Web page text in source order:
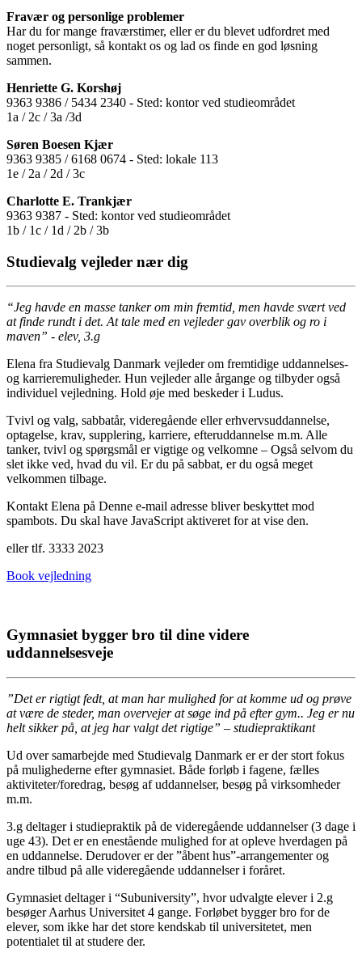
Fravær og personlige problemer
Har du for mange fraværstimer, eller er du blevet udfordret med
noget personligt, så kontakt os og lad os finde en god løsning
sammen.
Henriette G. Korshøj
9363 9386 / 5434 2340 - Sted: kontor ved studieområdet
1a / 2c / 3a /3d
Søren Boesen Kjær
9363 9385 / 6168 0674 - Sted: lokale 113
1e / 2a / 2d / 3c
Charlotte E. Trankjær
9363 9387 - Sted: kontor ved studieområdet
1b / 1c / 1d / 2b / 3b
Studievalg vejleder nær dig
“Jeg havde en masse tanker om min fremtid, men havde svært ved
at finde rundt i det. At tale med en vejleder gav overblik og ro i
maven” - elev, 3.g
Elena fra Studievalg Danmark vejleder om fremtidige uddannelses-
og karrieremuligheder. Hun vejleder alle årgange og tilbyder også
individuel vejledning. Hold øje med beskeder i Ludus.
Tvivl og valg, sabbatår, videregående eller erhvervsuddannelse,
optagelse, krav, supplering, karriere, efteruddannelse m.m. Alle
tanker, tvivl og spørgsmål er vigtige og velkomne – Også selvom du
slet ikke ved, hvad du vil. Er du på sabbat, er du også meget
velkommen tilbage.
Kontakt Elena på Denne e-mail adresse bliver beskyttet mod
spambots. Du skal have JavaScript aktiveret for at vise den.
eller tlf. 3333 2023
Book vejledning
Gymnasiet bygger bro til dine videre
uddannelsesveje
”Det er rigtigt fedt, at man har mulighed for at komme ud og prøve
at være de steder, man overvejer at søge ind på efter gym.. Jeg er nu
helt sikker på, at jeg har valgt det rigtige” – studiepraktikant
Ud over samarbejde med Studievalg Danmark er er der stort fokus
på mulighederne efter gymnasiet. Både forløb i fagene, fælles
aktiviteter/foredrag, besøg af uddannelser, besøg på virksomheder
m.m.
3.g deltager i studiepraktik på de videregående uddannelser (3 dage i
uge 43). Det er en enestående mulighed for at opleve hverdagen på
en uddannelse. Derudover er der ”åbent hus”-arrangementer og
andre tilbud på alle videregående uddannelser i foråret.
Gymnasiet deltager i “Subuniversity”, hvor udvalgte elever i 2.g
besøger Aarhus Universitet 4 gange. Forløbet bygger bro for de
elever, som ikke har det store kendskab til universitetet, men
potentialet til at studere der.